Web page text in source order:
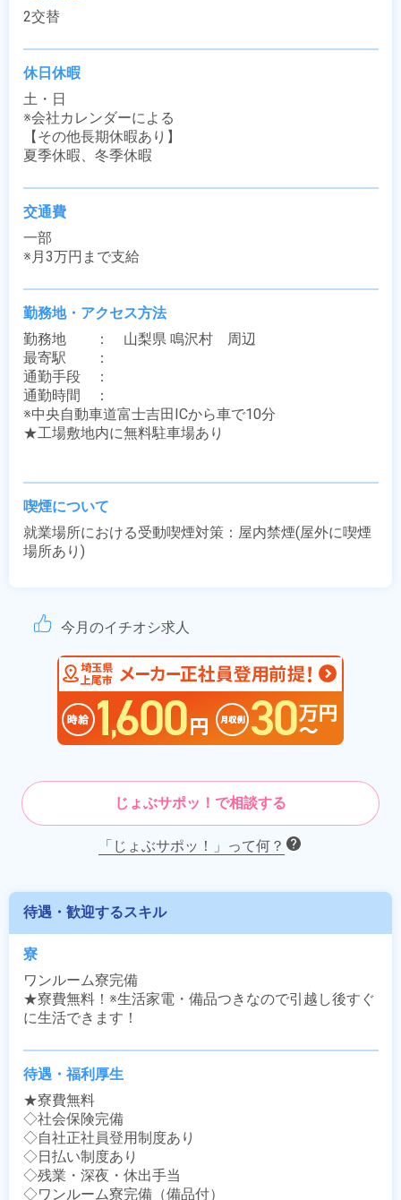
2交替
休日休暇
土・日
※会社カレンダーによる
【その他長期休暇あり】
夏季休暇、冬季休暇
交通費
一部
※月3万円まで支給
勤務地・アクセス方法
勤務地　　：　山梨県 鳴沢村　周辺
最寄駅　　：
通勤手段　：
通勤時間　：
※中央自動車道富士吉田ICから車で10分
★工場敷地内に無料駐車場あり
喫煙について
就業場所における受動喫煙対策：屋内禁煙(屋外に喫煙
場所あり)
今月のイチオシ求人
じょぶサポッ！で相談する
「じょぶサポッ！」って何？
待遇・歓迎するスキル
寮
ワンルーム寮完備
★寮費無料！※生活家電・備品つきなので引越し後すぐ
に生活できます！
待遇・福利厚生
★寮費無料
◇社会保険完備
◇自社正社員登用制度あり
◇日払い制度あり
◇残業・深夜・休出手当
◇ワンルーム寮完備（備品付）